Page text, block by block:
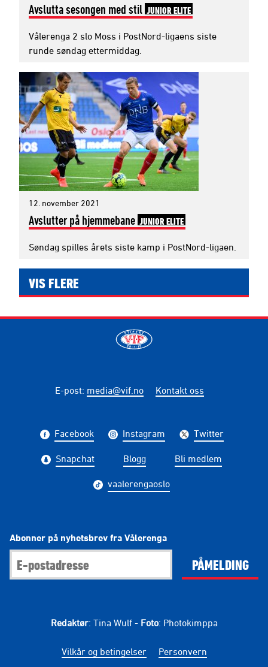
Avslutta sesongen med stil JUNIOR ELITE
Vålerenga 2 slo Moss i PostNord-ligaens siste
runde søndag ettermiddag.
12. november 2021
Avslutter på hjemmebane JUNIOR ELITE
Søndag spilles årets siste kamp i PostNord-ligaen.
VIS FLERE
E-post: media@vif.no Kontakt oss
Facebook Instagram Twitter
Snapchat Blogg Bli medlem
vaalerengaoslo
Abonner på nyhetsbrev fra Vålerenga
PÅMELDING
Redaktør: Tina Wulf - Foto: Photokimppa
Vilkår og betingelser Personvern